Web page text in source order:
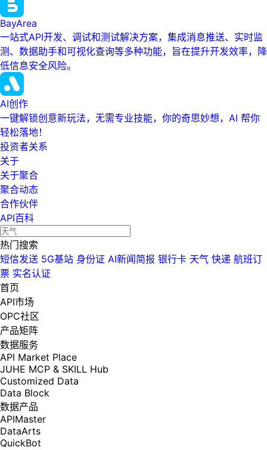
BayArea
一站式API开发、调试和测试解决方案，集成消息推送、实时监
测、数据助手和可视化查询等多种功能，旨在提升开发效率，降
低信息安全风险。
AI创作
一键解锁创意新玩法，无需专业技能，你的奇思妙想，AI 帮你
轻松落地！
投资者关系
关于
关于聚合
聚合动态
合作伙伴
API百科
热门搜索
短信发送 5G基站 身份证 AI新闻简报 银行卡 天气 快递 航班订
票 实名认证
首页
API市场
OPC社区
产品矩阵
数据服务
API Market Place
JUHE MCP & SKILL Hub
Customized Data
Data Block
数据产品
APIMaster
DataArts
QuickBot